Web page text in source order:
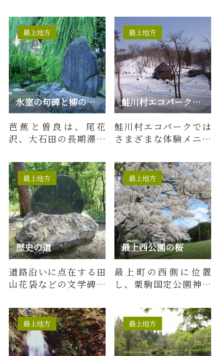
ーボーダーに親しまれ
ています…
氷室の句碑と柳の清水
最上地方
芭蕉と曽良は、尾花
沢、大石田の長期滞留
谷風流（甚兵衛）の請
いにこたえ…
鮭川村エコパーク／各種体験メニュー（冬期）
最上地方
鮭川村エコパークでは
さまざまな体験メニュ
期で対応可能なメニュ
ーをご…
歴史の道
最上地方
道路沿いに点在する田
山花袋などの文学碑巡
最上西公園の桜
最上地方
最上町の西側に位置
し、栗駒国定公園神室
できる高台にある最上
西公園総合…
最上地方 最上地方